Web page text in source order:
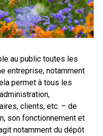
au public toutes les
entreprise, notamment
permet à tous les
clients, etc. – de
son fonctionnement et
notamment du dépôt